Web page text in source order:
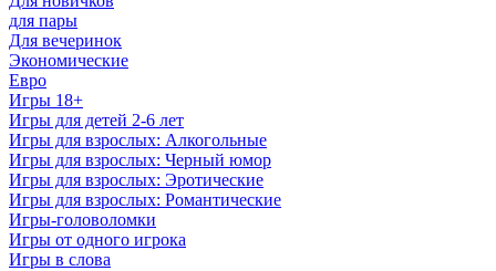
для пары
Для вечеринок
Экономические
Евро
Игры 18+
Игры для детей 2-6 лет
Игры для взрослых: Алкогольные
Игры для взрослых: Черный юмор
Игры для взрослых: Эротические
Игры для взрослых: Романтические
Игры-головоломки
Игры от одного игрока
Игры в слова